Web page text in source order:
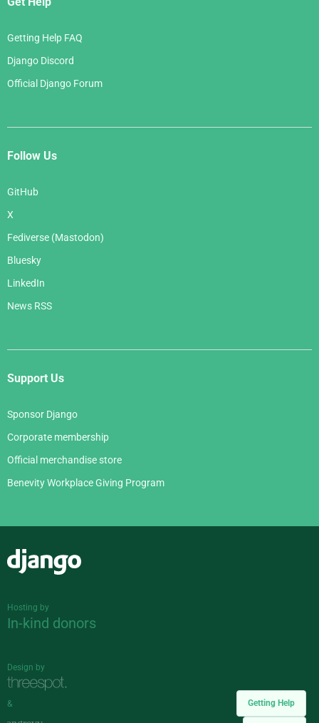
Getting Help
Getting Help FAQ
Django Discord
Official Django Forum
Follow Us
GitHub
X
Fediverse (Mastodon)
Bluesky
LinkedIn
News RSS
Support Us
Sponsor Django
Corporate membership
Official merchandise store
Benevity Workplace Giving Program
Hosting by
In-kind donors
Design by
&